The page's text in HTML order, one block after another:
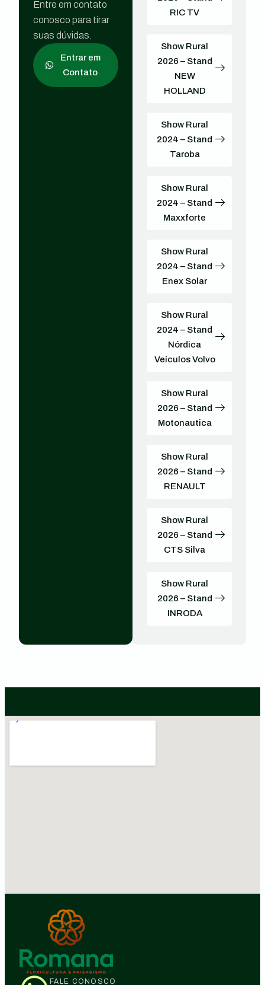
Entre em contato
conosco para tirar
suas dúvidas.
Entrar em
Contato
RIC TV
Show Rural
2026 – Stand
NEW
HOLLAND
Show Rural
2024 – Stand
Taroba
Show Rural
2024 – Stand
Maxxforte
Show Rural
2024 – Stand
Enex Solar
Show Rural
2024 – Stand
Nórdica
Veículos Volvo
Show Rural
2026 – Stand
Motonautica
Show Rural
2026 – Stand
RENAULT
Show Rural
2026 – Stand
CTS Silva
Show Rural
2026 – Stand
INRODA
FALE CONOSCO